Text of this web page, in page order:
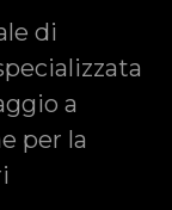
di
a
per la